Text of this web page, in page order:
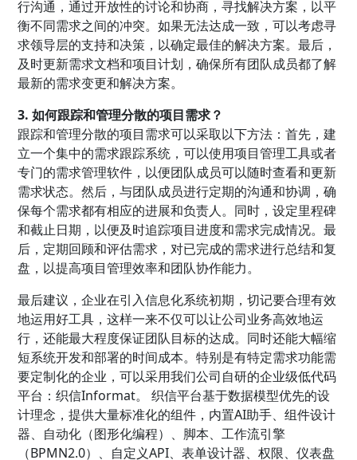
行沟通，通过开放性的讨论和协商，寻找解决方案，以平
衡不同需求之间的冲突。如果无法达成一致，可以考虑寻
求领导层的支持和决策，以确定最佳的解决方案。最后，
及时更新需求文档和项目计划，确保所有团队成员都了解
最新的需求变更和解决方案。
3. 如何跟踪和管理分散的项目需求？
跟踪和管理分散的项目需求可以采取以下方法：首先，建
立一个集中的需求跟踪系统，可以使用项目管理工具或者
专门的需求管理软件，以便团队成员可以随时查看和更新
需求状态。然后，与团队成员进行定期的沟通和协调，确
保每个需求都有相应的进展和负责人。同时，设定里程碑
和截止日期，以便及时追踪项目进度和需求完成情况。最
后，定期回顾和评估需求，对已完成的需求进行总结和复
盘，以提高项目管理效率和团队协作能力。
最后建议，企业在引入信息化系统初期，切记要合理有效
地运用好工具，这样一来不仅可以让公司业务高效地运
行，还能最大程度保证团队目标的达成。同时还能大幅缩
短系统开发和部署的时间成本。特别是有特定需求功能需
要定制化的企业，可以采用我们公司自研的企业级低代码
平台：织信Informat。 织信平台基于数据模型优先的设
计理念，提供大量标准化的组件，内置AI助手、组件设计
器、自动化（图形化编程）、脚本、工作流引擎
（BPMN2.0）、自定义API、表单设计器、权限、仪表盘